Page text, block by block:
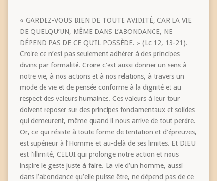
« GARDEZ-VOUS BIEN DE TOUTE AVIDITÉ, CAR LA VIE
DE QUELQU’UN, MÊME DANS L’ABONDANCE, NE
DÉPEND PAS DE CE QU’IL POSSÈDE. » (Lc 12, 13-21).
Croire ce n’est pas seulement adhérer à des principes
divins par formalité. Croire c’est aussi donner un sens à
notre vie, à nos actions et à nos relations, à travers un
mode de vie et de pensée conforme à la dignité et au
respect des valeurs humaines. Ces valeurs à leur tour
doivent reposer sur des principes fondamentaux et solides
qui demeurent, même quand il nous arrive de tout perdre.
Or, ce qui résiste à toute forme de tentation et d’épreuves,
est supérieur à l’Homme et au-delà de ses limites. Et DIEU
est l’illimité, CELUI qui prolonge notre action et nous
inspire le geste juste à faire. La vie d’un homme, aussi
dans l’abondance qu’elle puisse être, ne dépend pas de ce